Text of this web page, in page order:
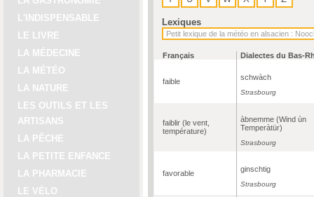
L'INDISPENSABLE
LE LIVRE
LA MÉDECINE
LA MÉTÉO
LA NATURE
LES OUTILS ET LES
ARTISANS
LA PÊCHE
LA PETITE ENFANCE
LA PHARMACIE
LE VÉLO
Lexiques
Français Dialectes du Bas-
faible schwàch
Strasbourg
faiblir (le vent,
température)
àbnemme (Wind ùn
Temperàtür)
Strasbourg
favorable ginschtig
Strasbourg